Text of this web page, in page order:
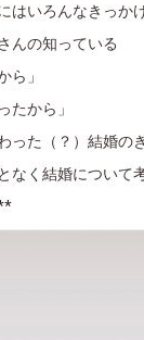
はいろんなきっか
んの知っている
ら」
たから」
った（？）結婚
なく結婚について